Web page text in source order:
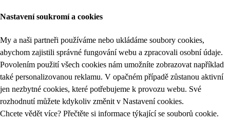
Nastavení soukromí a cookies
My a naši partneři používáme nebo ukládáme soubory cookies,
abychom zajistili správné fungování webu a zpracovali osobní údaje.
Povolením použití všech cookies nám umožníte zobrazovat například
také personalizovanou reklamu. V opačném případě zůstanou aktivní
jen nezbytné cookies, které potřebujeme k provozu webu. Své
rozhodnutí můžete kdykoliv změnit v Nastavení cookies.
Chcete vědět více? Přečtěte si informace týkající se souborů cookie.